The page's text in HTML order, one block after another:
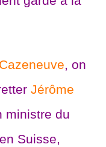
, on
Jérôme
ministre du
Suisse,